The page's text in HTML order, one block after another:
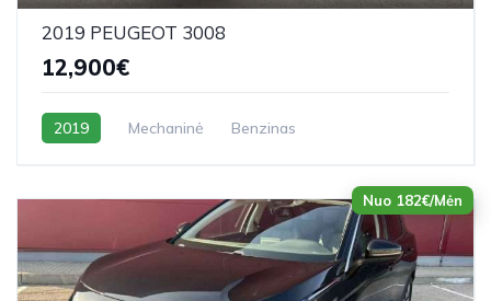
2019 PEUGEOT 3008
12,900€
2019 Mechaninė Benzinas
Nuo 182€/Mėn